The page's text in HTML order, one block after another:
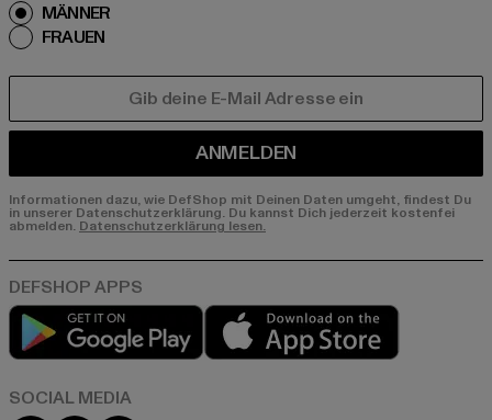
MÄNNER
FRAUEN
ANMELDEN
Informationen dazu, wie DefShop mit Deinen Daten umgeht, findest Du
in unserer Datenschutzerklärung. Du kannst Dich jederzeit kostenfei
abmelden. Datenschutzerklärung lesen.
Play market